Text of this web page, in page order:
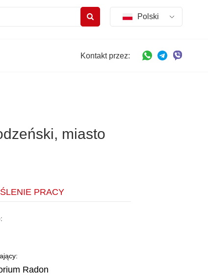
Polski
Kontakt przez:
miasto
PRACY
Radon